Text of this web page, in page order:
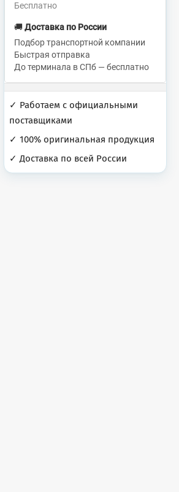
Бесплатно
🚚 Доставка по России
Подбор транспортной компании
Быстрая отправка
До терминала в СПб — бесплатно
✓ Работаем с официальными
поставщиками
✓ 100% оригинальная продукция
✓ Доставка по всей России